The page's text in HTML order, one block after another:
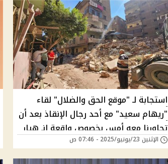
استجابة لـ "موقع الحق والضلال" لقاء
"ريهام سعيد" مع أحد رجال الإنقاذ بعد أن
تحاورنا معه أمس بخصوص واقعة انـ هيار
عقار حدائق القبة
الإثنين 23/يونيو/2025 - 07:46 ص